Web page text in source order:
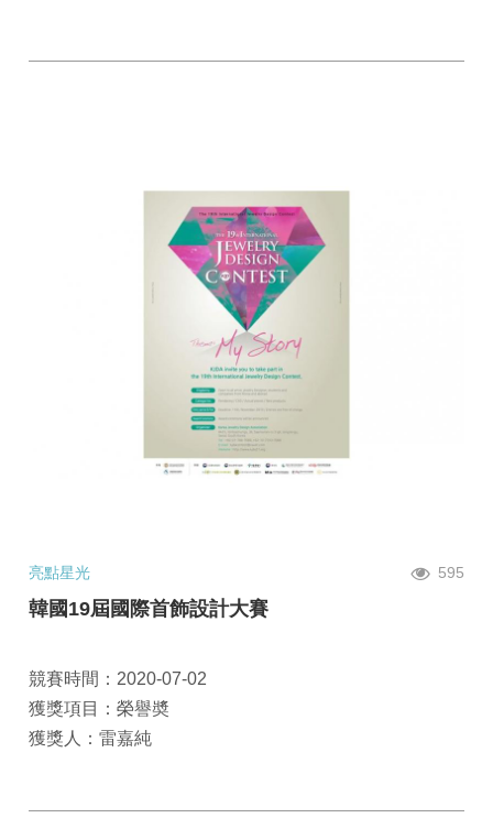
亮點星光 595
韓國19屆國際首飾設計大賽
競賽時間：2020-07-02
獲獎項目：榮譽奬
獲獎人：雷嘉純